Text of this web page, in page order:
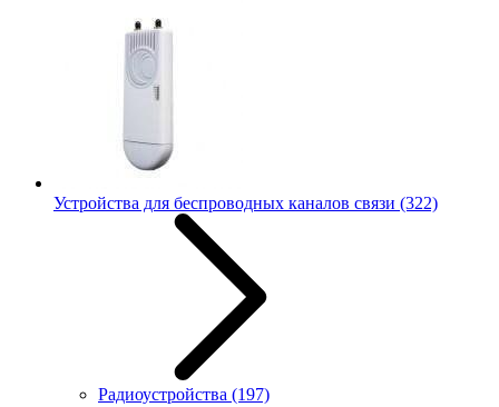
Устройства для беспроводных каналов связи (322)
Радиоустройства (197)